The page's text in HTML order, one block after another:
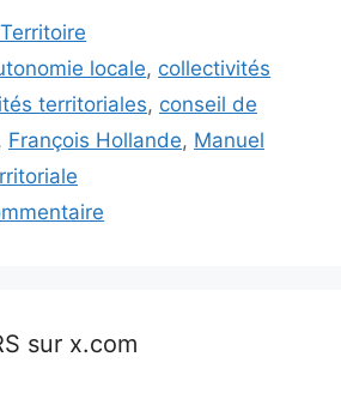
locale, collectivités
territoriales, conseil de
, François Hollande, Manuel
sur x.com